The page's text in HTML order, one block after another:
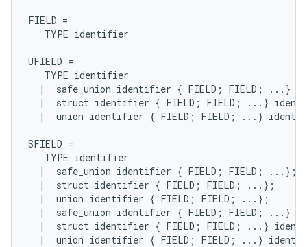
FIELD =
TYPE identifier
UFIELD =
TYPE identifier
|
safe_union identifier { FIELD ; FIELD ; ... }
|
struct identifier { FIELD ; FIELD ; ... }
|
union identifier { FIELD ; FIELD ; ... }
SFIELD =
TYPE identifier
|
safe_union identifier { FIELD ; FIELD ; ... };
|
struct identifier { FIELD ; FIELD ; ... };
|
union identifier { FIELD ; FIELD ; ... };
|
safe_union identifier { FIELD ; FIELD ; ... }
|
struct identifier { FIELD ; FIELD ; ... }
|
union identifier { FIELD ; FIELD ; ... }